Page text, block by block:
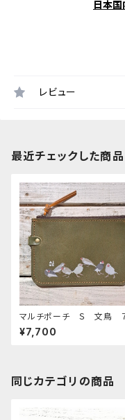
日本
レビュー
最近チェックした商品
マルチポーチ Ｓ 文鳥
羽 グリーン 桜文鳥 シ
ー シナモン クリーム
¥7,700
同じカテゴリの商品